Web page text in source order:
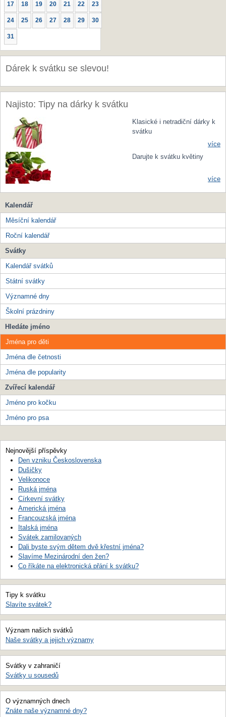
17 18 19 20 21 22 23
24 25 26 27 28 29 30
31
Dárek k svátku se slevou!
Najisto: Tipy na dárky k svátku
Klasické i netradiční dárky k
svátku
více
Darujte k svátku květiny
více
Kalendář
Měsíční kalendář
Roční kalendář
Svátky
Kalendář svátků
Státní svátky
Významné dny
Školní prázdniny
Hledáte jméno
Jména pro děti
Jména dle četnosti
Jména dle popularity
Zvířecí kalendář
Jméno pro kočku
Jméno pro psa
Nejnovější příspěvky
Den vzniku Československa
Dušičky
Velikonoce
Ruská jména
Církevní svátky
Americká jména
Francouzská jména
Italská jména
Svátek zamilovaných
Dali byste svým dětem dvě křestní jména?
Slavíme Mezinárodní den žen?
Co říkáte na elektronická přání k svátku?
Tipy k svátku
Slavíte svátek?
Význam našich svátků
Naše svátky a jejich významy
Svátky v zahraničí
Svátky u sousedů
O významných dnech
Znáte naše významné dny?